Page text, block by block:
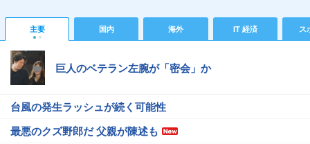
主要 国内 海外 IT 経済 ス
巨人のベテラン左腕が「密会」か
台風の発生ラッシュが続く可能性
最悪のクズ野郎だ 父親が陳述も